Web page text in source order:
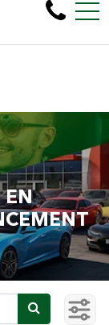
Approuvé Prêt
2L6
EN
EN